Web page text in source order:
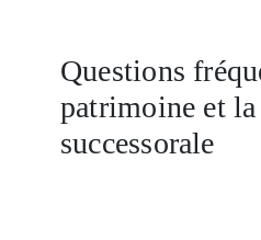
Questions
patrimoine et
successorale